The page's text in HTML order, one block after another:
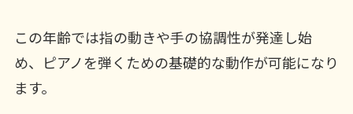
この年齢では指の動きや手の協調性が発達し始
め、ピアノを弾くための基礎的な動作が可能になり
ます。